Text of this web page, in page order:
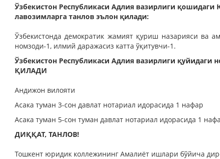
Ўзбекистон Республикаси Адлия вазирлиги
лавозимларга танлов эълон қилади:
Ўзбекистонда демократик жамият қуриш назарияси ва
номзоди-1, илмий даражасиз катта ўқитувчи-1.
Ўзбекистон Республикаси Адлия вазирлиги
ҚИЛАДИ
Андижон вилояти
Асака туман 3-сон давлат нотариал идорасида 1 нафар
Асака туман 5-сон туман давлат нотариал идорасида 1
ДИҚҚАТ, ТАНЛОВ!
Тошкент юридик коллежининг Амалиёт ишлари бўйича